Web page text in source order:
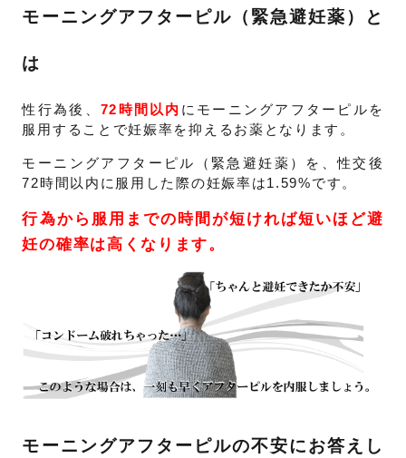
モーニングアフターピル（緊急避妊薬）と
は
性行為後、 72時間以内 にモーニングアフターピルを
服用することで妊娠率を抑えるお薬となります。
モーニングアフターピル（緊急避妊薬）を、性交後
72時間以内に服用した際の妊娠率は1.59%です。
行為から服用までの時間が短ければ短いほど避
妊の確率は高くなります。
モーニングアフターピルの不安にお答えし